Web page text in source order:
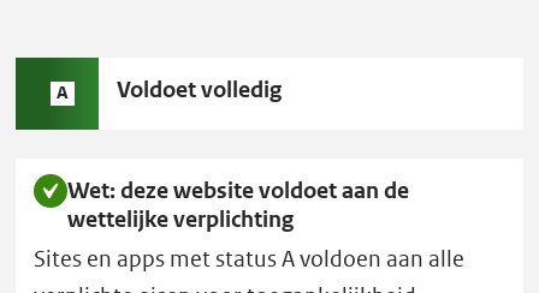
e
Status
Voldoet volledig
A
Wet: deze website voldoet aan de
wettelijke verplichting
Sites en apps met status A voldoen aan alle